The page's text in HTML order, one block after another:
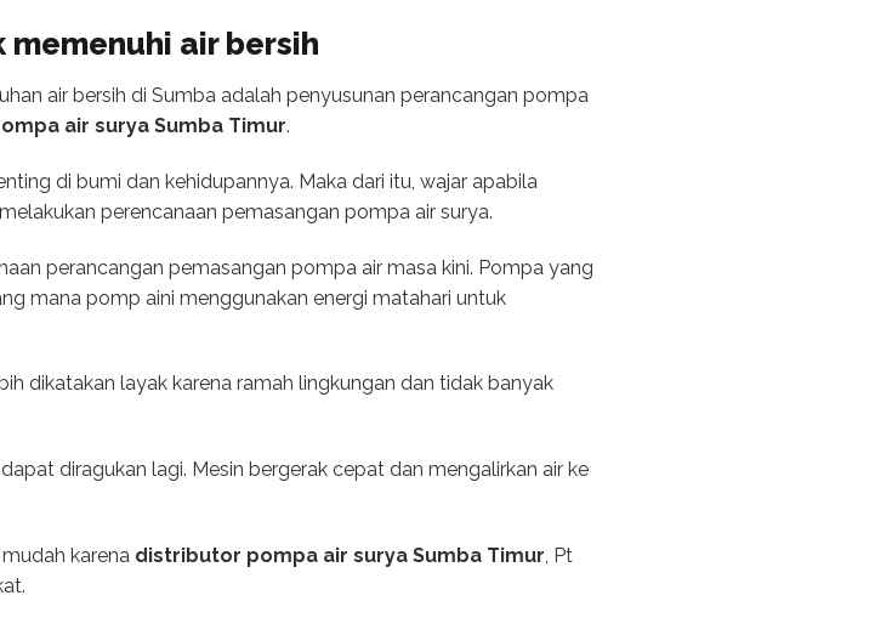
air bersih
air bersih di Sumba adalah penyusunan perancangan pompa
air surya Sumba Timur.
di bumi dan kehidupannya. Maka dari itu, wajar apabila
perencanaan pemasangan pompa air surya.
perancangan pemasangan pompa air masa kini. Pompa yang
mana pomp aini menggunakan energi matahari untuk
dikatakan layak karena ramah lingkungan dan tidak banyak
diragukan lagi. Mesin bergerak cepat dan mengalirkan air ke
karena distributor pompa air surya Sumba Timur, Pt